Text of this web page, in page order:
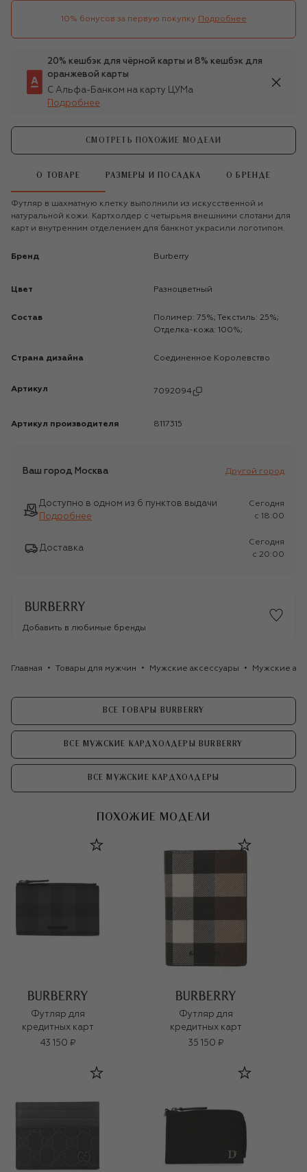
10% бонусов за первую покупку Подробнее
20% кешбэк для чёрной карты и 8% кешбэк для
оранжевой карты
С Альфа-Банком на карту ЦУМа
Подробнее
СМОТРЕТЬ ПОХОЖИЕ МОДЕЛИ
О ТОВАРЕ РАЗМЕРЫ И ПОСАДКА О БРЕНДЕ
Футляр в шахматную клетку выполнили из искусственной и
натуральной кожи. Картхолдер с четырьмя внешними слотами для
карт и внутренним отделением для банкнот украсили логотипом.
Бренд Burberry
Цвет Разноцветный
Состав
Полимер: 75%; Текстиль: 25%;
Отделка-кожа: 100%;
Страна дизайна Соединенное Королевство
Артикул 7092094
Артикул производителя 8117315
Ваш город Москва Другой город
Доступно в одном из 6 пунктов выдачи
Подробнее
Сегодня
c 18:00
Доставка
Сегодня
c 20:00
Добавить в любимые бренды
Главная Товары для мужчин Мужские аксессуары Мужские
ВСЕ ТОВАРЫ BURBERRY
ВСЕ МУЖСКИЕ КАРДХОЛДЕРЫ BURBERRY
ВСЕ МУЖСКИЕ КАРДХОЛДЕРЫ
ПОХОЖИЕ МОДЕЛИ
Футляр для
кредитных карт
43 150 ₽
Футляр для
кредитных карт
35 150 ₽